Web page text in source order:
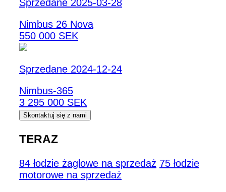
Sprzedane 2025-03-28
Nimbus 26 Nova
550 000 SEK
Sprzedane 2024-12-24
Nimbus-365
3 295 000 SEK
Skontaktuj się z nami
TERAZ
84 łodzie żaglowe na sprzedaż 75 łodzie
motorowe na sprzedaż